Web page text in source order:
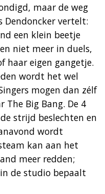
maar de weg
Dendoncker vertelt:
een klein beetje
niet meer in duels,
haar eigen gangetje.
wordt het wel
mogen dan zélf
Big Bang. De 4
strijd beslechten en
wordt
kan aan het
meer redden;
de studio bepaalt